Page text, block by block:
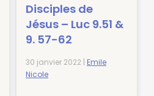
Disciples de
Jésus – Luc 9.51 &
9. 57-62
30 janvier 2022 | Emile
Nicole